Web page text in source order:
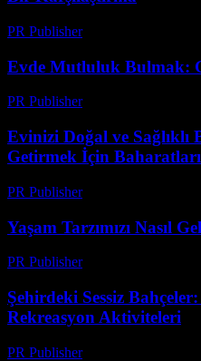
PR Publisher-
Evde Mutluluk Bulmak:
PR Publisher-
Evinizi Doğal ve
Getirmek İçin
PR Publisher-
Yaşam Tarzımızı Nasıl
PR Publisher-
Şehirdeki Sessiz
Rekreasyon Aktiviteleri
PR Publisher-